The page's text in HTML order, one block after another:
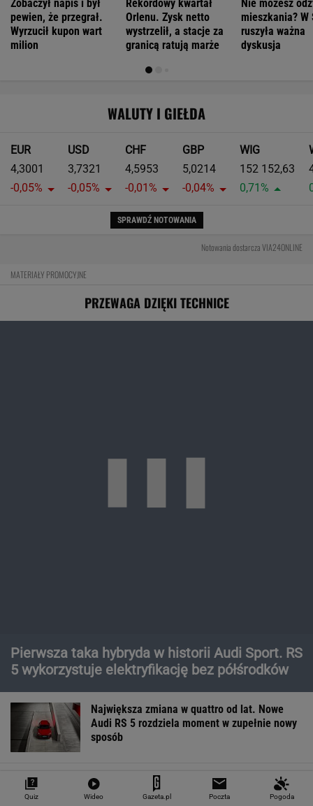
Zobaczył napis i był
pewien, że przegrał.
Wyrzucił kupon wart
milion
Rekordowy kwartał
Orlenu. Zysk netto
wystrzelił, a stacje za
granicą ratują marże
Nie możesz
mieszkania? W
ruszyła ważna
dyskusja
WALUTY I GIEŁDA
EUR
4,3001
-0,05%
USD
3,7321
-0,05%
CHF
4,5953
-0,01%
GBP
5,0214
-0,04%
WIG
152 152,63
0,71%
SPRAWDŹ NOTOWANIA
Notowania dostarcza VIA24ONLINE
MATERIAŁY PROMOCYJNE
PRZEWAGA DZIĘKI TECHNICE
Moc to tylko początek. Największym
osiągnięciem nowego Audi RS 5 może być
prowadzenie
Czy rasowy model RS może być hybrydą plug-
in? Nowe RS 5 odpowiada jednoznacznie
Quiz Wideo Gazeta.pl Poczta Pogoda